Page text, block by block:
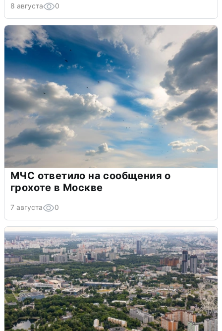
8 августа 0
МЧС ответило на сообщения о
грохоте в Москве
7 августа 0